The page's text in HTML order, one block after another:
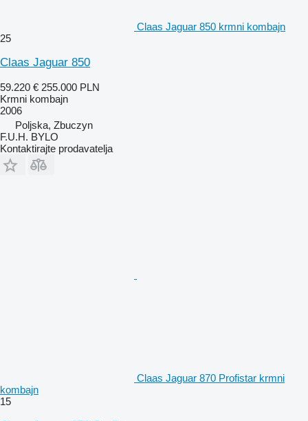
Claas Jaguar 850 krmni kombajn
25
Claas Jaguar 850
59.220 € 255.000 PLN
Krmni kombajn
2006
Poljska, Zbuczyn
F.U.H. BYLO
Kontaktirajte prodavatelja
Claas Jaguar 870 Profistar krmni
kombajn
15